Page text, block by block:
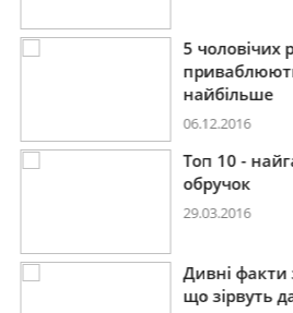
5 чоловічих
найбільше
06.12.2016
Топ 10 -
обручок
29.03.2016
Дивні факти
що зірвуть